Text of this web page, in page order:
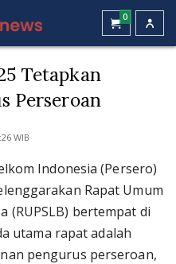
0
Tetapkan
Perseroan
WIB
Indonesia (Persero)
Rapat Umum
(RUPSLB) bertempat di
utama rapat adalah
pengurus perseroan,